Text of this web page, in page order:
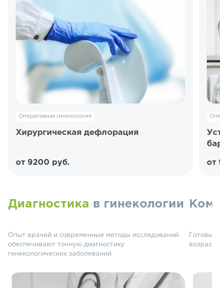
Оперативная гинекология
Хирургическая дефлорация
от 9200 руб. от
Диагностика в гинекологии
Опыт врачей и современные методы исследований
обеспечивают точную диагностику
гинекологических заболеваний